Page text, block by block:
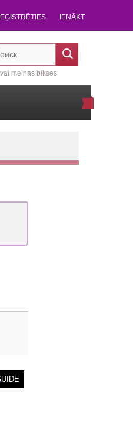
IENĀKT
melnas bikses